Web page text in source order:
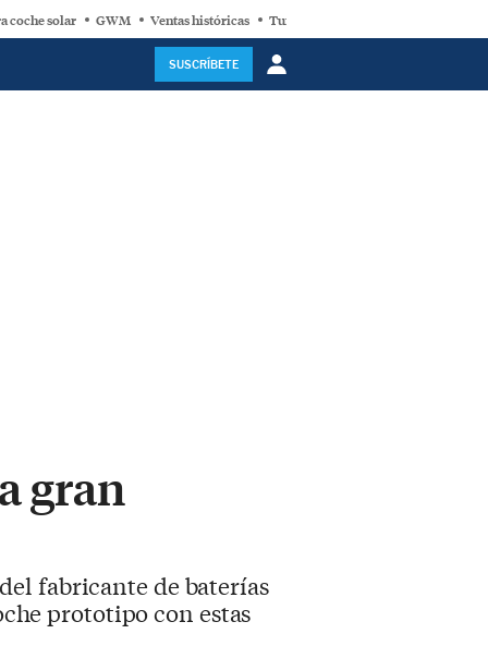
coche solar GWM Ventas históricas Turbina eólica
SUSCRÍBETE
gran
fabricante de baterías
prototipo con estas